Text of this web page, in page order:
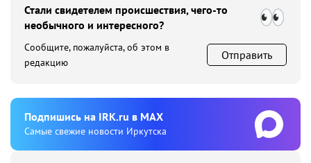
Стали свидетелем происшествия, чего-то
необычного и интересного?
Сообщите, пожалуйста, об этом в
редакцию
Отправить
Подпишиcь на IRK.ru в MAX
Cамые свежие новости Иркутска